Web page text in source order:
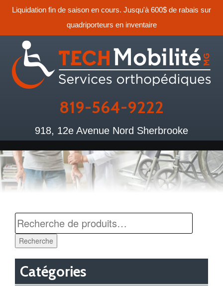
Liquidation fin de saison en cours. Jusqu'à 600$ de rabais sur
quadriporteurs en inventaire
819-564-9222
918, 12e Avenue Nord Sherbrooke
Recherche
Catégories